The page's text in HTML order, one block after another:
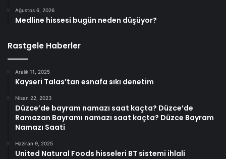
Ağustos 6, 2026
Medline hissesi bugün neden düşüyor?
Rastgele Haberler
Aralık 11, 2025
Kayseri Talas’tan esnafa sıkı denetim
Nisan 22, 2023
Düzce’de bayram namazı saat kaçta? Düzce’de
Ramazan Bayramı namazı saat kaçta? Düzce Bayram
Namazı Saati
Haziran 9, 2025
United Natural Foods hisseleri BT sistemi ihlali